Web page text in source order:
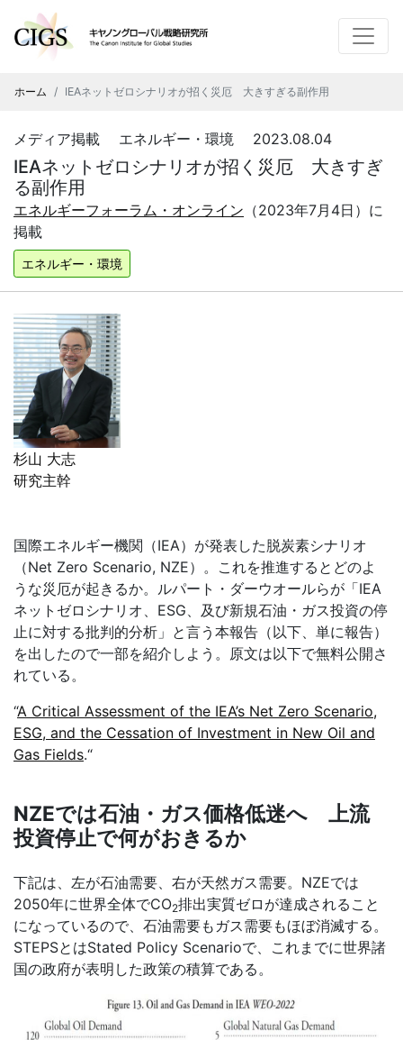
ホーム IEAネットゼロシナリオが招く災厄 大きすぎる副作用
メディア掲載 エネルギー・環境 2023.08.04
IEAネットゼロシナリオが招く災厄 大きすぎ
る副作用
エネルギーフォーラム・オンライン （2023年7月4日）に
掲載
エネルギー・環境
杉山 大志
研究主幹
国際エネルギー機関（IEA）が発表した脱炭素シナリオ
（Net Zero Scenario, NZE）。これを推進するとどのよ
うな災厄が起きるか。ルパート・ダーウオールらが「IEA
ネットゼロシナリオ、 ESG、及び新規石油・ガス投資の停
止に対する批判的分析」と言う本報告（以下、単に報告）
を出したので一部を紹介しよう。原文は以下で無料公開さ
れている。
“A Critical Assessment of the IEA’s Net Zero Scenario,
ESG, and the Cessation of Investment in New Oil and
Gas Fields.“
NZEでは石油・ガス価格低迷へ 上流
投資停止で何がおきるか
下記は、左が石油需要、右が天然ガス需要。 NZEでは
2050年に世界全体でCO2排出実質ゼロが達成されること
になっているので、石油需要もガス需要もほぼ消滅する。
STEPSとはStated Policy Scenarioで、これまでに世界諸
国の政府が表明した政策の積算である。